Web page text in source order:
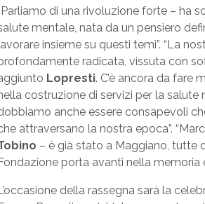
di una rivoluzione forte – ha
mentale, nata da un pensiero
insieme su questi temi”. “La
radicata, vissuta con
Lopresti. C’è ancora da fare
costruzione di servizi per la
anche essere consapevoli
attraversano la nostra epoca”.
– è già stato a Maggiano, tutte
porta avanti nella memoria
della rassegna sarà la